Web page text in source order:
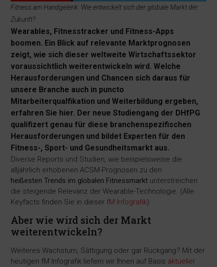
Fitness am Handgelenk: Wie entwickelt sich der globale Markt der
Zukunft?
Wearables, Fitnesstracker und Fitness-Apps
boomen. Ein Blick auf relevante Marktprognosen
zeigt, wie sich dieser weltweite Wirtschaftssektor
voraussichtlich weiterentwickeln wird. Welche
Herausforderungen und Chancen sich daraus für
unsere Branche auch in puncto
Mitarbeiterqualfikation und Weiterbildung ergeben,
erfahren Sie hier. Der neue Studiengang der DHfPG
qualifizert genau für diese branchenspezifischen
Herausforderungen und bildet Experten für den
Fitness-, Sport- und Gesundheitsmarkt aus.
Diverse Reports und Studien, wie beispielsweise die
alljährlich erhobenen ACSM-Prognosen zu den
heißesten Trends im globalen Fitnessmarkt unterstreichen
die steigende Relevanz der Wearable-Technologie. (Alle
Keyfacts finden Sie in dieser fM Infografik)
Aber wie wird sich der Markt
weiterentwickeln?
Weiteres Wachstum, Sättigung oder gar Rückgang? Mit der
heutigen fM Infografik liefern wir Ihnen auf Basis aktueller